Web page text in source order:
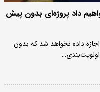
داد پروژه‌ای بدون پیش
داده نخواهد شد که بدون